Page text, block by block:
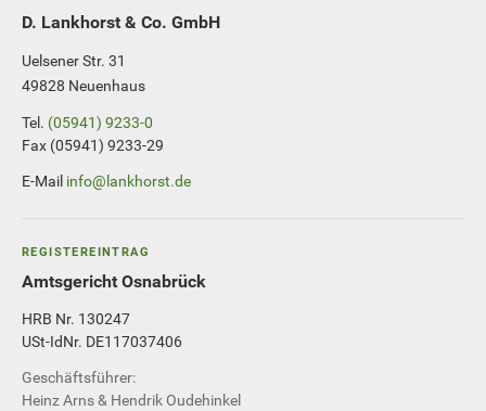
D. Lankhorst & Co. GmbH
Uelsener Str. 31
49828 Neuenhaus
Tel. (05941) 9233-0
Fax (05941) 9233-29
E-Mail info@lankhorst.de
REGISTEREINTRAG
Amtsgericht Osnabrück
HRB Nr. 130247
USt-IdNr. DE117037406
Geschäftsführer:
Heinz Arns & Hendrik Oudehinkel